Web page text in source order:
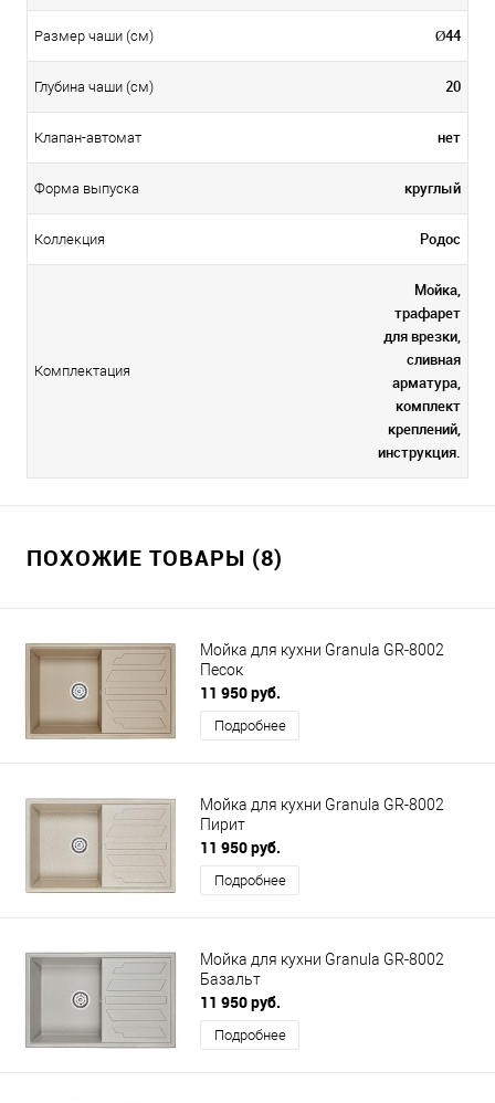
Размер чаши (см) Ø44
Глубина чаши (см) 20
Клапан-автомат нет
Форма выпуска круглый
Коллекция Родос
Комплектация
Мойка,
трафарет
для врезки,
сливная
арматура,
комплект
креплений,
инструкция.
ПОХОЖИЕ ТОВАРЫ (8)
Мойка для кухни Granula GR-8002
Песок
11 950 руб.
Подробнее
Мойка для кухни Granula GR-8002
Пирит
11 950 руб.
Подробнее
Мойка для кухни Granula GR-8002
Базальт
11 950 руб.
Подробнее